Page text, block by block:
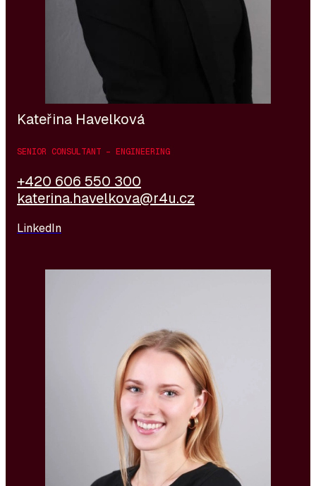
Kunden und Kandidaten schätzen ihre Zuverlässigkeit,
ihre freundliche Kommunikation und ihren Fokus auf
qualitativ hochwertige Arbeit.
Kateřina Havelková
SENIOR CONSULTANT – ENGINEERING
+420 606 550 300
katerina.havelkova@r4u.cz
LinkedIn
Funktionsweise von Unternehmen und die Arbeit mit
Menschen geben. Seit April 2024 widmet sie sich
dem Recruitment und ist bei R4U als Recruitment
Consultant tätig. Sie konzentriert sich primär auf die
Besetzung von Positionen in den Bereichen Finanzen,
Marketing und Kommunikation – mit Schnittstellen
Sie absolvierte eine Fachoberschule mit Schwerpunkt
Marketing und Management und kehrt ab September